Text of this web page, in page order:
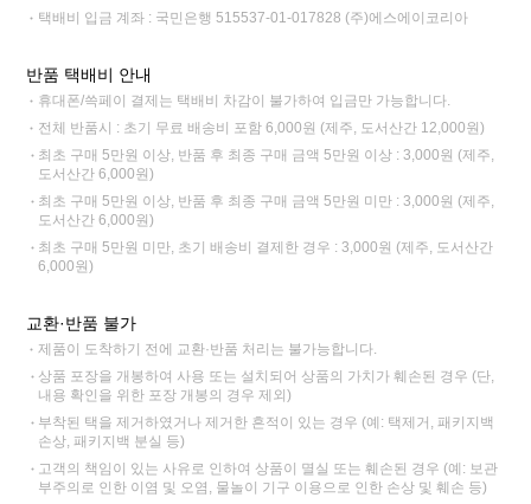
택배비 입금 계좌 : 국민은행 515537-01-017828 (주)에스에이코리아
반품 택배비 안내
휴대폰/쓱페이 결제는 택배비 차감이 불가하여 입금만 가능합니다.
전체 반품시 : 초기 무료 배송비 포함 6,000원 (제주, 도서산간 12,000원)
최초 구매 5만원 이상, 반품 후 최종 구매 금액 5만원 이상 : 3,000원 (제주,
도서산간 6,000원)
최초 구매 5만원 이상, 반품 후 최종 구매 금액 5만원 미만 : 3,000원 (제주,
도서산간 6,000원)
최초 구매 5만원 미만, 초기 배송비 결제한 경우 : 3,000원 (제주, 도서산간
6,000원)
교환·반품 불가
제품이 도착하기 전에 교환·반품 처리는 불가능합니다.
상품 포장을 개봉하여 사용 또는 설치되어 상품의 가치가 훼손된 경우 (단,
내용 확인을 위한 포장 개봉의 경우 제외)
부착된 택을 제거하였거나 제거한 흔적이 있는 경우 (예: 택제거, 패키지백
손상, 패키지백 분실 등)
고객의 책임이 있는 사유로 인하여 상품이 멸실 또는 훼손된 경우 (예: 보관
부주의로 인한 이염 및 오염, 물놀이 기구 이용으로 인한 손상 및 훼손 등)